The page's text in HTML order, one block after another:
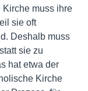
muss ihre
sie oft
Deshalb muss
sie zu
hat etwa der
Kirche